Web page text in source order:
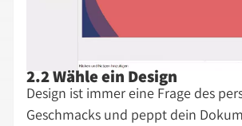
2.2 Wähle ein Design
Design ist immer eine Frage des
Geschmacks und peppt dein